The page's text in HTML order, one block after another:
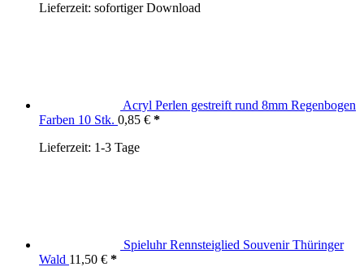
Lieferzeit: sofortiger Download
Acryl Perlen gestreift rund 8mm Regenbogen
Farben 10 Stk. 0,85 €
Lieferzeit: 1-3 Tage
Spieluhr Rennsteiglied Souvenir Thüringer
Wald 11,50 €